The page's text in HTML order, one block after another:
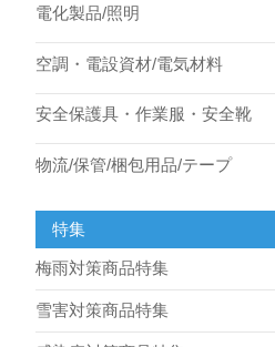
電化製品/照明
空調・電設資材/電気材料
安全保護具・作業服・安全靴
物流/保管/梱包用品/テープ
特集
梅雨対策商品特集
雪害対策商品特集